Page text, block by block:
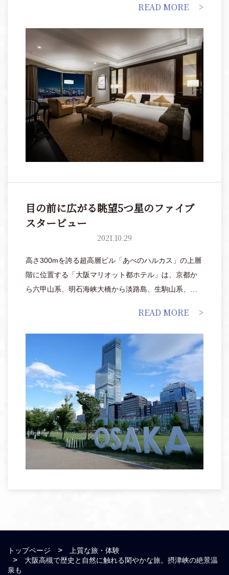
READ MORE
目の前に広がる眺望5つ星のファイブ
スタービュー
2021.10.29
高さ300mを誇る超高層ビル「あべのハルカス」の上層
階に位置する「大阪マリオット都ホテル」は、京都か
ら六甲山系、明石海峡大橋から淡路島、生駒山系、関
READ MORE
トップページ
上質な旅・体験
大阪高槻で歴史と自然に触れる閑やかな旅。摂津峡の絶景温
泉も